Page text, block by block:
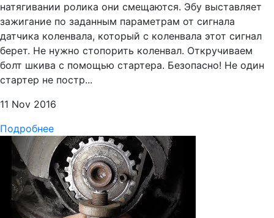
натягивании ролика они смещаются. Эбу выставляет
зажигание по заданным параметрам от сигнала
датчика коленвала, который с коленвала этот сигнал
берет. Не нужно стопорить коленвал. Откручиваем
болт шкива с помощью стартера. Безопасно! Не один
стартер не постр...
11 Nov 2016
Подробнее